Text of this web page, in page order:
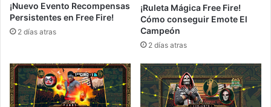
¡Nuevo Evento Recompensas
Persistentes en Free Fire!
2 días atras
¡Ruleta Mágica Free Fire!
Cómo conseguir Emote El
Campeón
2 días atras